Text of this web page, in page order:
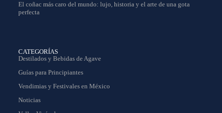
El coñac más caro del mundo: lujo, historia y el arte de una gota
perfecta
CATEGORÍAS
Destilados y Bebidas de Agave
Guías para Principiantes
Vendimias y Festivales en México
Noticias